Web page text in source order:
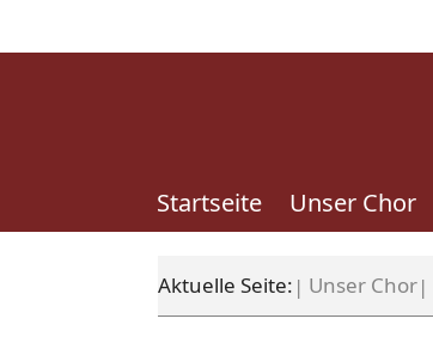
Startseite Unser Chor
Aktuelle Seite: Unser Chor